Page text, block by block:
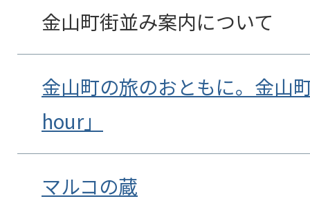
金山町街並み案内について
金山町の旅のおともに。金山
hour」
マルコの蔵